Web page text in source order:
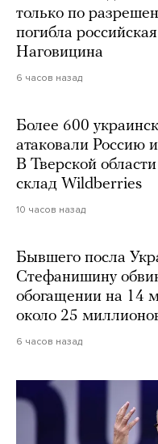
только по
погибла
Наговицина
6 часов назад
Более 600
атаковали Россию
В Тверской
склад Wildberries
10 часов назад
Бывшего посла
Стефанишину
обогащении на 14
около 25
6 часов назад